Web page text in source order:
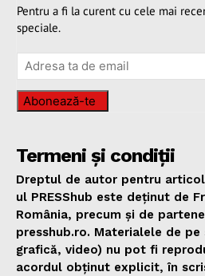
Pentru a fi la curent cu cele mai
speciale.
Abonează-te
Termeni și condiții
Dreptul de autor pentru
ul PRESShub este deținut de
România, precum și de
presshub.ro. Materialele de
grafică, video) nu pot fi
acordul obținut explicit, în